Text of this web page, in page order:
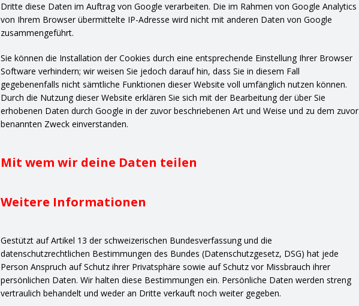
Dritte diese Daten im Auftrag von Google verarbeiten. Die im Rahmen von Google Analytics
von Ihrem Browser übermittelte IP-Adresse wird nicht mit anderen Daten von Google
zusammengeführt.
Sie können die Installation der Cookies durch eine entsprechende Einstellung Ihrer Browser
Software verhindern; wir weisen Sie jedoch darauf hin, dass Sie in diesem Fall
gegebenenfalls nicht sämtliche Funktionen dieser Website voll umfänglich nutzen können.
Durch die Nutzung dieser Website erklären Sie sich mit der Bearbeitung der über Sie
erhobenen Daten durch Google in der zuvor beschriebenen Art und Weise und zu dem zuvor
benannten Zweck einverstanden.
Mit wem wir deine Daten teilen
Weitere Informationen
Gestützt auf Artikel 13 der schweizerischen Bundesverfassung und die
datenschutzrechtlichen Bestimmungen des Bundes (Datenschutzgesetz, DSG) hat jede
Person Anspruch auf Schutz ihrer Privatsphäre sowie auf Schutz vor Missbrauch ihrer
persönlichen Daten. Wir halten diese Bestimmungen ein. Persönliche Daten werden streng
vertraulich behandelt und weder an Dritte verkauft noch weiter gegeben.